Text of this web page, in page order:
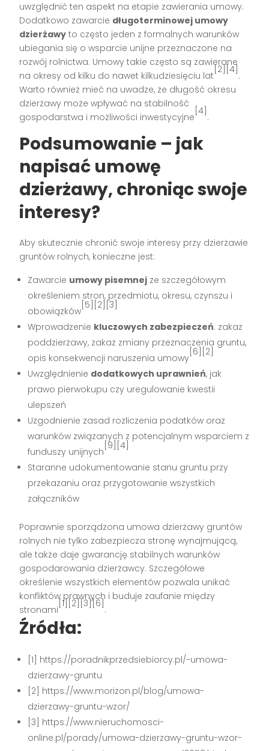
uwzględnić ten aspekt na etapie zawierania umowy.
Dodatkowo zawarcie długoterminowej umowy
dzierżawy to często jeden z formalnych warunków
ubiegania się o wsparcie unijne przeznaczone na
rozwój rolnictwa. Umowy takie często są zawierane
na okresy od kilku do nawet kilkudziesięciu lat
[2][4]
.
Warto również mieć na uwadze, że długość okresu
dzierżawy może wpływać na stabilność
gospodarstwa i możliwości inwestycyjne
[4]
.
Podsumowanie – jak
napisać umowę
dzierżawy, chroniąc swoje
interesy?
Aby skutecznie chronić swoje interesy przy dzierżawie
gruntów rolnych, konieczne jest:
Zawarcie umowy pisemnej ze szczegółowym
określeniem stron, przedmiotu, okresu, czynszu i
obowiązków
[5][2][3]
Wprowadzenie kluczowych zabezpieczeń: zakaz
poddzierżawy, zakaz zmiany przeznaczenia gruntu,
opis konsekwencji naruszenia umowy
[6][2]
Uwzględnienie dodatkowych uprawnień, jak
prawo pierwokupu czy uregulowanie kwestii
ulepszeń
Uzgodnienie zasad rozliczenia podatków oraz
warunków związanych z potencjalnym wsparciem z
funduszy unijnych
[9][4]
Staranne udokumentowanie stanu gruntu przy
przekazaniu oraz przygotowanie wszystkich
załączników
Poprawnie sporządzona umowa dzierżawy gruntów
rolnych nie tylko zabezpiecza stronę wynajmującą,
ale także daje gwarancję stabilnych warunków
gospodarowania dzierżawcy. Szczegółowe
określenie wszystkich elementów pozwala unikać
konfliktów prawnych i buduje zaufanie między
stronami
[1][2][3][6]
.
Źródła:
[1] https://poradnikprzedsiebiorcy.pl/-umowa-
dzierzawy-gruntu
[2] https://www.morizon.pl/blog/umowa-
dzierzawy-gruntu-wzor/
[3] https://www.nieruchomosci-
online.pl/porady/umowa-dzierzawy-gruntu-wzor-